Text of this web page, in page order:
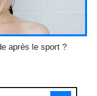
après le sport ?